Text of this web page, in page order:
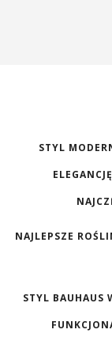
STYL
NAJLEPSZE
STYL BAUHAUS